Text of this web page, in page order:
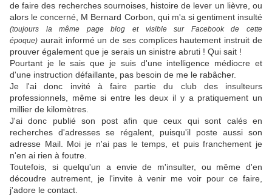
de faire des recherches sournoises, histoire de lever un lièvre, ou
alors le concerné, M Bernard Corbon, qui m'a si gentiment insulté
(toujours la même page blog et visible sur Facebook de cette
époque) aurait informé un de ses complices hautement instruit de
prouver également que je serais un sinistre abruti ! Qui sait !
Pourtant je le sais que je suis d'une intelligence médiocre et
d'une instruction défaillante, pas besoin de me le rabâcher.
Je l'ai donc invité à faire partie du club des insulteurs
professionnels, même si entre les deux il y a pratiquement un
millier de kilomètres.
J'ai donc publié son post afin que ceux qui sont calés en
recherches d'adresses se régalent, puisqu'il poste aussi son
adresse Mail. Moi je n'ai pas le temps, et puis franchement je
n'en ai rien à foutre.
Toutefois, si quelqu'un a envie de m'insulter, ou même d'en
découdre autrement, je l'invite à venir me voir pour ce faire,
j'adore le contact.